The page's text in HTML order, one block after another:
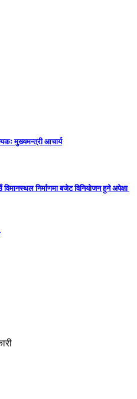
मुख्यमन्त्री आचार्य
निर्माणमा बजेट विनियोजन हुने अपेक्षा